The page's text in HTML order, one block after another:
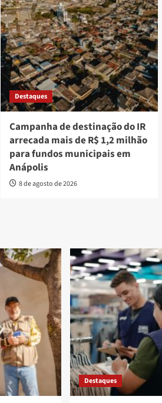
Destaques
Campanha de destinação do IR
arrecada mais de R$ 1,2 milhão
para fundos municipais em
Anápolis
8 de agosto de 2026
Destaques